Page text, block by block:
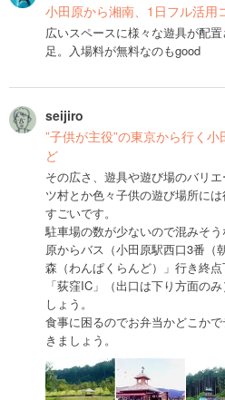
小田原から湘南、1日フル活用
広いスペースに様々な遊具が配
足。入場料が無料なのもgood
seijiro
”子供が主役”の東京から行く
ど
その広さ、遊具や遊び場のバリ
ツ村とか色々子供の遊び場所に
すごいです。
駐車場の数が少ないので混みそ
原からバス（小田原駅西口3番（
森（わんぱくらんど）」行き終
「荻窪IC」（出口は下り方面の
しょう。
食事に困るのでお弁当かどこか
きましょう。